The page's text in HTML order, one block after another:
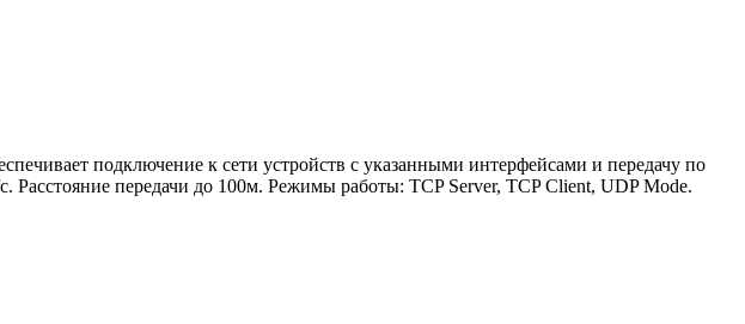
подключение к сети устройств с указанными интерфейсами и передачу по
Расстояние передачи до 100м. Режимы работы: TCP Server, TCP Client, UDP Mode.